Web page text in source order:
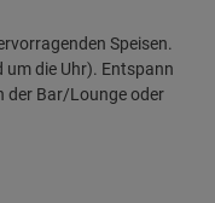
Speisen.
die Uhr). Entspann
der Bar/Lounge oder